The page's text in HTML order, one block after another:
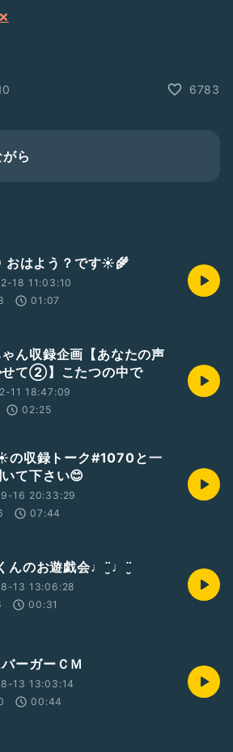
6783
ら
おはよう？です☀️🌾
18 11:03:10
01:07
ん収録企画【あなたの声
せて②】こたつの中で
11 18:47:09
02:25
収録トーク#1070と一
て下さい😊
16 20:33:29
07:44
んのお遊戯会♩¨̮♩¨̮
13 13:06:28
00:31
ーガーＣＭ
13 13:03:14
00:44